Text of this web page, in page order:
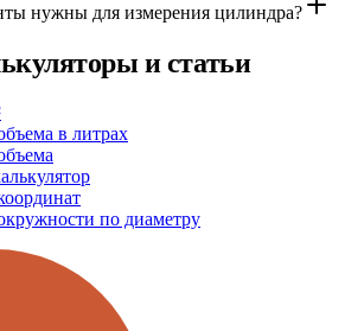
нужны для измерения цилиндра?
и статьи
в литрах
по диаметру